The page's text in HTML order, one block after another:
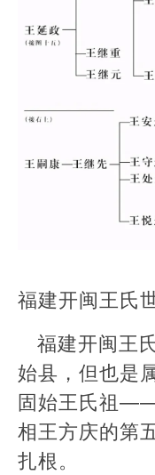
福建开闽王氏
福建开闽王
始县，但也是
固始王氏祖
相王方庆的第
扎根。